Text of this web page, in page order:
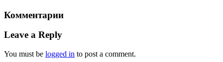
Комментарии
Leave a Reply
You must be logged in to post a comment.